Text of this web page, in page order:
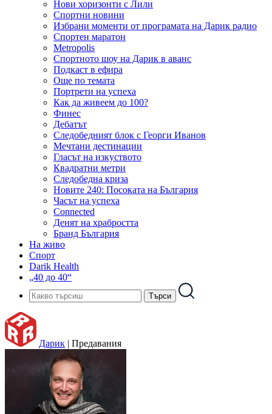
Нови хоризонти с Лили
Спортни новини
Избрани моменти от програмата на Дарик радио
Спортен маратон
Metropolis
Спортното шоу на Дарик в аванс
Подкаст в ефира
Още по темата
Портрети на успеха
Как да живеем до 100?
Финес
Дебатът
Следобедният блок с Георги Иванов
Мечтани дестинации
Гласът на изкуството
Квадратни метри
Следобедна криза
Новите 240: Посоката на България
Часът на успеха
Connected
Денят на храбростта
Бранд България
На живо
Спорт
Darik Health
„40 до 40“
Дарик | Предавания